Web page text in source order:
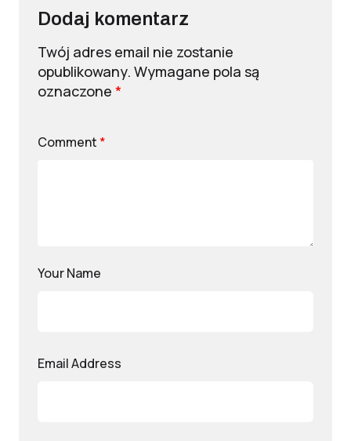
Dodaj komentarz
Twój adres email nie zostanie
opublikowany. Wymagane pola są
oznaczone *
Comment *
Your Name
Email Address